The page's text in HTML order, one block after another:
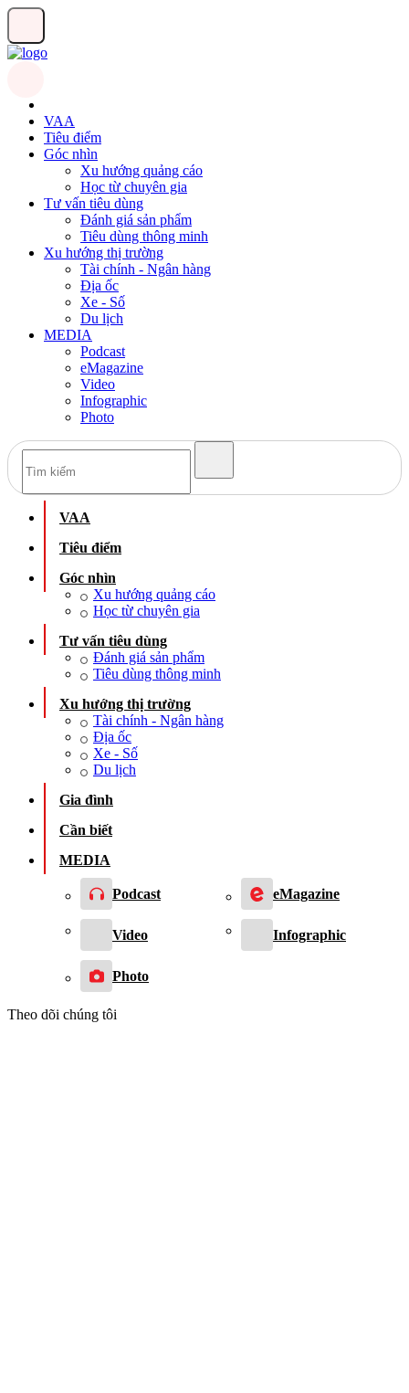
VAA
Tiêu điểm
Góc nhìn
Xu hướng quảng cáo
Học từ chuyên gia
Tư vấn tiêu dùng
Đánh giá sản phẩm
Tiêu dùng thông minh
Xu hướng thị trường
Tài chính - Ngân hàng
Địa ốc
Xe - Số
Du lịch
MEDIA
Podcast
eMagazine
Video
Infographic
Photo
VAA
Tiêu điểm
Góc nhìn
Xu hướng quảng cáo
Học từ chuyên gia
Tư vấn tiêu dùng
Đánh giá sản phẩm
Tiêu dùng thông minh
Xu hướng thị trường
Tài chính - Ngân hàng
Địa ốc
Xe - Số
Du lịch
Gia đình
Cần biết
MEDIA
Podcast eMagazine
Video Infographic
Photo
Theo dõi chúng tôi